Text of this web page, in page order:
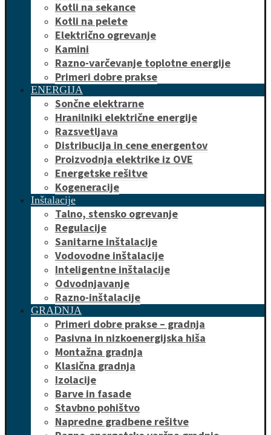
Kotli na sekance
Kotli na pelete
Električno ogrevanje
Kamini
Razno-varčevanje toplotne energije
Primeri dobre prakse
ENERGIJA
Sončne elektrarne
Hranilniki električne energije
Razsvetljava
Distribucija in cene energentov
Proizvodnja elektrike iz OVE
Energetske rešitve
Kogeneracije
Inštalacije
Talno, stensko ogrevanje
Regulacije
Sanitarne inštalacije
Vodovodne inštalacije
Inteligentne inštalacije
Odvodnjavanje
Razno-inštalacije
GRADNJA
Primeri dobre prakse – gradnja
Pasivna in nizkoenergijska hiša
Montažna gradnja
Klasična gradnja
Izolacije
Barve in fasade
Stavbno pohištvo
Napredne gradbene rešitve